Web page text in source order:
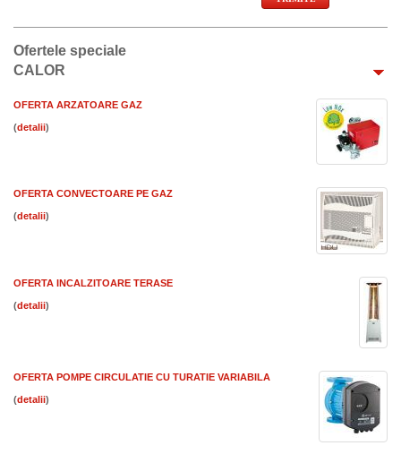
Ofertele speciale
CALOR
OFERTA ARZATOARE GAZ
( )
OFERTA CONVECTOARE PE GAZ
( )
OFERTA INCALZITOARE TERASE
( )
OFERTA POMPE CIRCULATIE CU TURATIE VARIABILA
( )